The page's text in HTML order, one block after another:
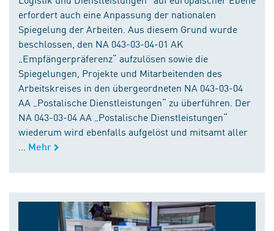
erfordert auch eine Anpassung der nationalen
Spiegelung der Arbeiten. Aus diesem Grund wurde
beschlossen, den NA 043-03-04-01 AK
„Empfängerpräferenz“ aufzulösen sowie die
Spiegelungen, Projekte und Mitarbeitenden des
Arbeitskreises in den übergeordneten NA 043-03-04
AA „Postalische Dienstleistungen“ zu überführen. Der
NA 043-03-04 AA „Postalische Dienstleistungen“
wiederum wird ebenfalls aufgelöst und mitsamt aller
Mehr